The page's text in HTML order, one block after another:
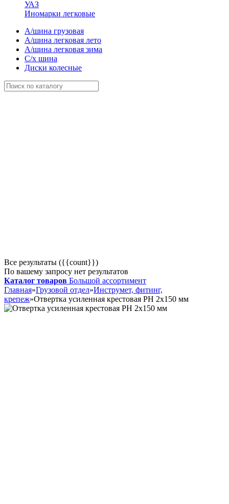
УАЗ
Иномарки легковые
А/шина грузовая
А/шина легковая лето
А/шина легковая зима
С/х шина
Диски колесные
Все результаты ({{count}})
По вашему запросу нет результатов
Каталог товаров Большой ассортимент
Главная»Грузовой отдел»Инструмет, фитинг,
крепеж»Отвертка усиленная крестовая РН 2х150 мм